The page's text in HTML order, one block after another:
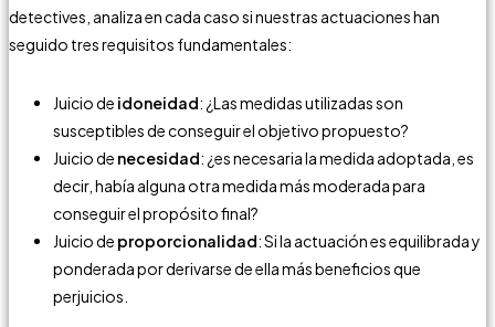
detectives, analiza en cada caso si nuestras actuaciones han
seguido tres requisitos fundamentales:
Juicio de idoneidad: ¿Las medidas utilizadas son
susceptibles de conseguir el objetivo propuesto?
Juicio de necesidad: ¿es necesaria la medida adoptada, es
decir, había alguna otra medida más moderada para
conseguir el propósito final?
Juicio de proporcionalidad: Si la actuación es equilibrada y
ponderada por derivarse de ella más beneficios que
perjuicios.